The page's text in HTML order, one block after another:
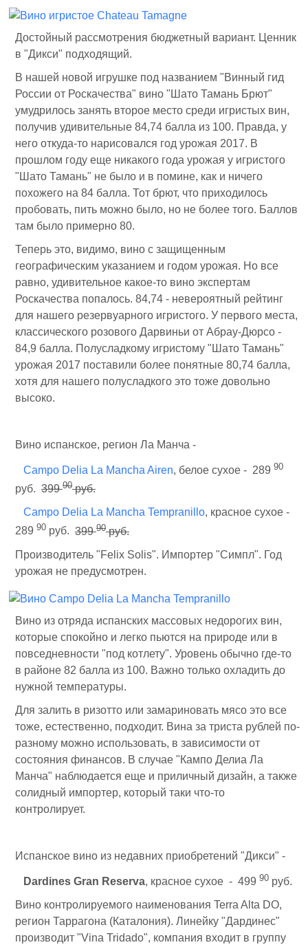
Достойный рассмотрения бюджетный вариант. Ценник
в "Дикси" подходящий.
В нашей новой игрушке под названием "Винный гид
России от Роскачества" вино "Шато Тамань Брют"
умудрилось занять второе место среди игристых вин,
получив удивительные 84,74 балла из 100. Правда, у
него откуда-то нарисовался год урожая 2017. В
прошлом году еще никакого года урожая у игристого
"Шато Тамань" не было и в помине, как и ничего
похожего на 84 балла. Тот брют, что приходилось
пробовать, пить можно было, но не более того. Баллов
там было примерно 80.
Теперь это, видимо, вино с защищенным
географическим указанием и годом урожая. Но все
равно, удивительное какое-то вино экспертам
Роскачества попалось. 84,74 - невероятный рейтинг
для нашего резервуарного игристого. У первого места,
классического розового Дарвиньи от Абрау-Дюрсо -
84,9 балла. Полусладкому игристому "Шато Тамань"
урожая 2017 поставили более понятные 80,74 балла,
хотя для нашего полусладкого это тоже довольно
высоко.
Вино испанское, регион Ла Манча -
Campo Delia La Mancha Airen, белое сухое - 289 90
руб. 39990руб.
Campo Delia La Mancha Tempranillo, красное сухое -
289 90 руб. 39990руб.
Производитель "Felix Solis". Импортер "Симпл". Год
урожая не предусмотрен.
Вино из отряда испанских массовых недорогих вин,
которые спокойно и легко пьются на природе или в
повседневности "под котлету". Уровень обычно где-то
в районе 82 балла из 100. Важно только охладить до
нужной температуры.
Для залить в ризотто или замариновать мясо это все
тоже, естественно, подходит. Вина за триста рублей по-
разному можно использовать, в зависимости от
состояния финансов. В случае "Кампо Делиа Ла
Манча" наблюдается еще и приличный дизайн, а также
солидный импортер, который таки что-то
контролирует.
Испанское вино из недавних приобретений "Дикси" -
Dardines Gran Reserva, красное сухое - 499 90 руб.
Вино контролируемого наименования Terra Alta DO,
регион Таррагона (Каталония). Линейку "Дардинес"
производит "Vina Tridado", компания входит в группу